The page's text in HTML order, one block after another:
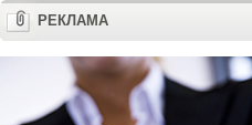
РЕКЛАМА